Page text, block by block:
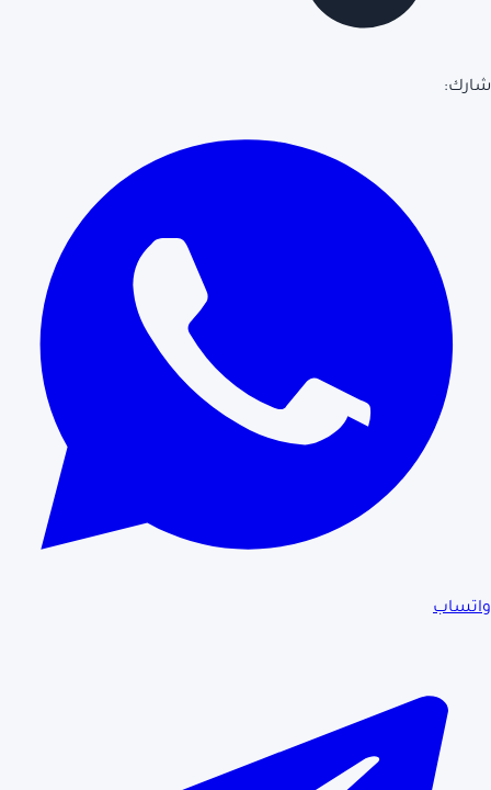
شارك:
واتساب